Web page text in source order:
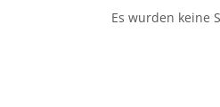
Es wurden keine